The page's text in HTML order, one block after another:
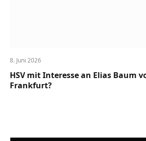
8. Juni 2026
HSV mit Interesse an Elias Baum
Frankfurt?